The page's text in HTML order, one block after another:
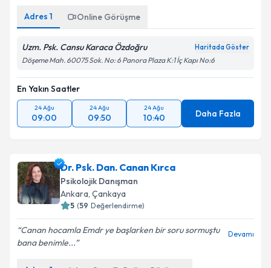
Adres 1 Online Görüşme
Uzm. Psk. Cansu Karaca Özdoğru Haritada Göster
Döşeme Mah. 60075 Sok. No: 6 Panora Plaza K:1 İç Kapı No:6
En Yakın Saatler
24 Ağu
09:00
24 Ağu
09:50
24 Ağu
10:40 Daha Fazla
Dr. Psk. Dan. Canan Kırca
Psikolojik Danışman
Ankara, Çankaya
5 (59 Değerlendirme)
Canan hocamla Emdr ye başlarken bir soru sormuştu
bana benimle...
Devamı